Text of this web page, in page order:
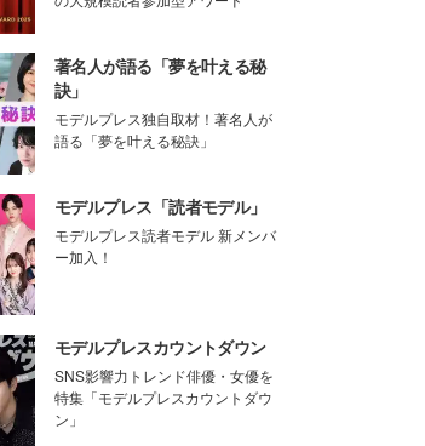
著名人が語る「夢を叶える秘
訣」
モデルプレス独自取材！著名人が
語る「夢を叶える秘訣」
モデルプレス「読者モデル」
モデルプレス読者モデル 新メンバ
ー加入！
モデルプレスカウントダウン
SNS影響力トレンド俳優・女優を
特集「モデルプレスカウントダウ
ン」